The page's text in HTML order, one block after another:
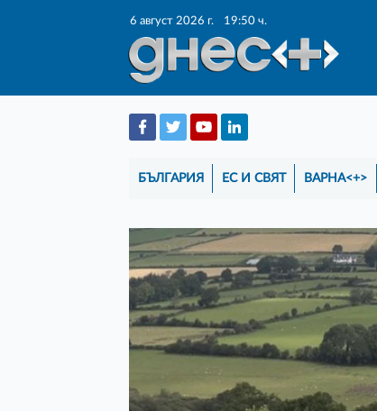
6 август 2026 г. 19:50 ч.
БЪЛГАРИЯ ЕС И СВЯТ ВАРНА<+>